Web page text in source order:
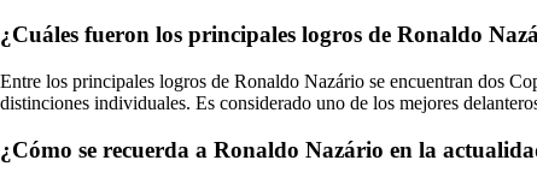
¿Cuáles fueron los principales logros de Ronaldo
Entre los principales logros de Ronaldo Nazário se encuentran dos
distinciones individuales. Es considerado uno de los mejores
¿Cómo se recuerda a Ronaldo Nazário en la